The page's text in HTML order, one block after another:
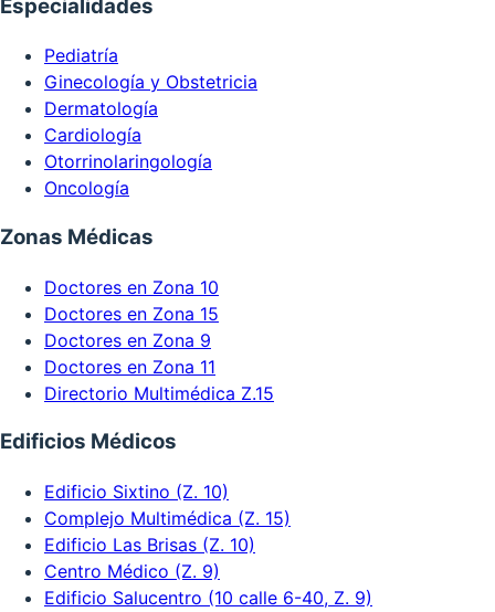
Especialidades
Pediatría
Ginecología y Obstetricia
Dermatología
Cardiología
Otorrinolaringología
Oncología
Zonas Médicas
Doctores en Zona 10
Doctores en Zona 15
Doctores en Zona 9
Doctores en Zona 11
Directorio Multimédica Z.15
Edificios Médicos
Edificio Sixtino (Z. 10)
Complejo Multimédica (Z. 15)
Edificio Las Brisas (Z. 10)
Centro Médico (Z. 9)
Edificio Salucentro (10 calle 6-40, Z. 9)